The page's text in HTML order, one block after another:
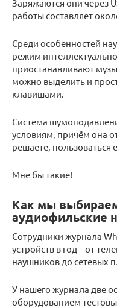
Заряжаются они через
работы составляет
Среди особенностей
режим
приостанавливают
можно выделить и
клавишами.
Система
условиям, причём она
решаете, пользоваться
Мне бы такие!
Как мы
аудиофильские
Сотрудники журнала
устройств в год – от
наушников до сетевых
У нашего журнала две
оборудованием